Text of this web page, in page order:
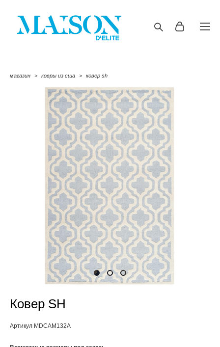
магазин > ковры из сша > ковер sh
Ковер SH
Артикул MDCAM132A